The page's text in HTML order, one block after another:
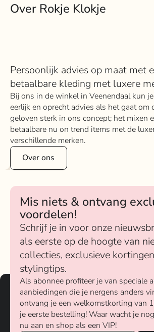
Over Rokje Klokje
Persoonlijk advies op maat met
betaalbare kleding met luxere
Bij ons in de winkel in Veenendaal kun
eerlijk en oprecht advies als het gaat om
geloven sterk in ons concept; het mixen
betaalbare nu on trend items met de
verschillende merken.
Over ons
Mis niets & ontvang
voordelen!
Schrijf je in voor onze
als eerste op de hoogte van
collecties, exclusieve
stylingtips.
Als abonnee profiteer je van speciale
aanbiedingen die je nergens anders
ontvang je een welkomstkorting van
je eerste bestelling! Waar wacht je
nu aan en shop als een VIP!